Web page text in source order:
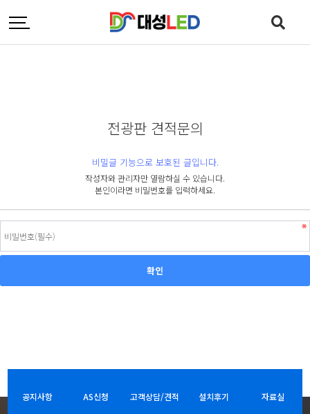
전광판 견적문의
비밀글 기능으로 보호된 글입니다.
작성자와 관리자만 열람하실 수 있습니다.
본인이라면 비밀번호를 입력하세요.
공지사항 AS신청 고객상담/견적 설치후기 자료실